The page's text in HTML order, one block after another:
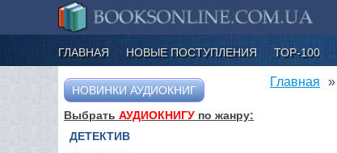
ГЛАВНАЯ НОВЫЕ ПОСТУПЛЕНИЯ ТОР-100
НОВИНКИ АУДИОКНИГ
Выбрать АУДИОКНИГУ по жанру:
ДЕТЕКТИВ
Главная